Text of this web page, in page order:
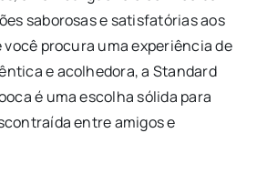
saborosas e satisfatórias aos
você procura uma experiência de
e acolhedora, a Standard
é uma escolha sólida para
entre amigos e